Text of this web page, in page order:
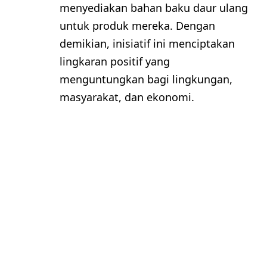
menyediakan bahan baku daur ulang
untuk produk mereka. Dengan
demikian, inisiatif ini menciptakan
lingkaran positif yang
menguntungkan bagi lingkungan,
masyarakat, dan ekonomi.